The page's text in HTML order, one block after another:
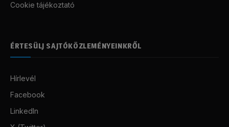
Cookie tájékoztató
ÉRTESÜLJ SAJTÓKÖZLEMÉNYEINKRŐL
Hírlevél
Facebook
LinkedIn